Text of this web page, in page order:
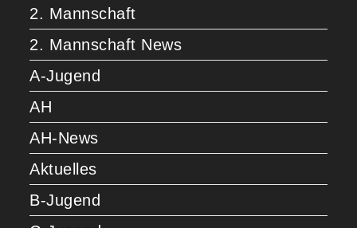
2. Mannschaft
2. Mannschaft News
A-Jugend
AH
AH-News
Aktuelles
B-Jugend